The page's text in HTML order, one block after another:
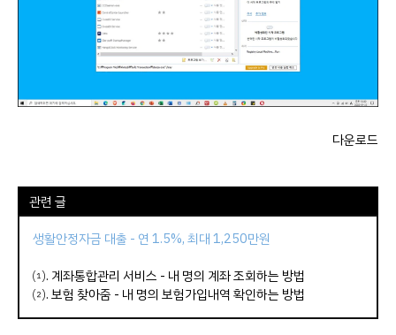
다운로드
관련 글
생활안정자금 대출 - 연 1.5%, 최대 1,250만원
⑴. 계좌통합관리 서비스 - 내 명의 계좌 조회하는 방법
⑵.보험 찾아줌 - 내 명의 보험가입내역 확인하는 방법